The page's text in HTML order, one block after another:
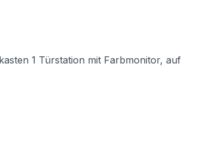
1 Türstation mit Farbmonitor, auf